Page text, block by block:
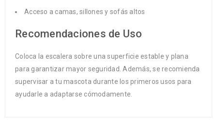
Acceso a camas, sillones y sofás altos
Recomendaciones de Uso
Coloca la escalera sobre una superficie estable y plana
para garantizar mayor seguridad. Además, se recomienda
supervisar a tu mascota durante los primeros usos para
ayudarle a adaptarse cómodamente.